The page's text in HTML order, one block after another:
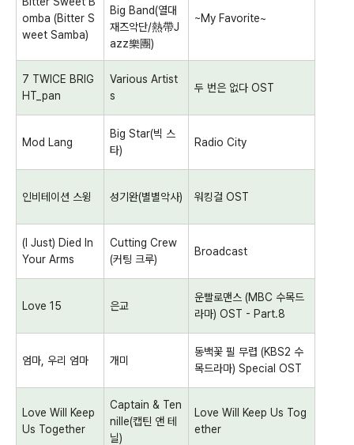
omba (Bitter S
weet Samba)
Big Band(열대
재즈악단/熱帶J
azz樂團)
~My Favorite~
7 TWICE BRIG
HT_pan
Various Artist
s
두 번은 없다 OST
Mod Lang
Big Star(빅 스
타)
Radio City
인비테이션 스윙 성기완(별별악사) 워킹걸 OST
(I Just) Died In
Your Arms
Cutting Crew
(커팅 크루)
Broadcast
Love 15 은교
운빨로맨스 (MBC 수목드
라마) OST - Part.8
엄마 우리 엄마 개미
동백꽃 필 무렵 (KBS2 수
목드라마) Special OST
Love Will Keep
Us Together
Captain & Ten
nille(캡틴 앤 테
닐)
Love Will Keep Us Tog
ether